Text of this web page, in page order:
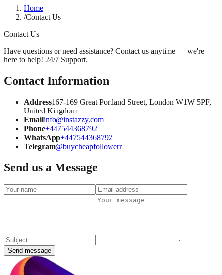
Home
/Contact Us
Contact Us
Have questions or need assistance? Contact us anytime — we're
here to help! 24/7 Support.
Contact Information
Address167-169 Great Portland Street, London W1W 5PF,
United Kingdom
Emailinfo@instazzy.com
Phone+447544368792
WhatsApp+447544368792
Telegram@buycheapfollowerr
Send us a Message
Send message